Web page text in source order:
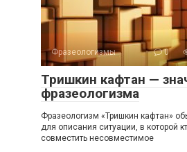
Фразеологизмы 0
Тришкин кафтан —
фразеологизма
Фразеологизм «Тришкин кафтан»
для описания ситуации, в которой
совместить несовместимое